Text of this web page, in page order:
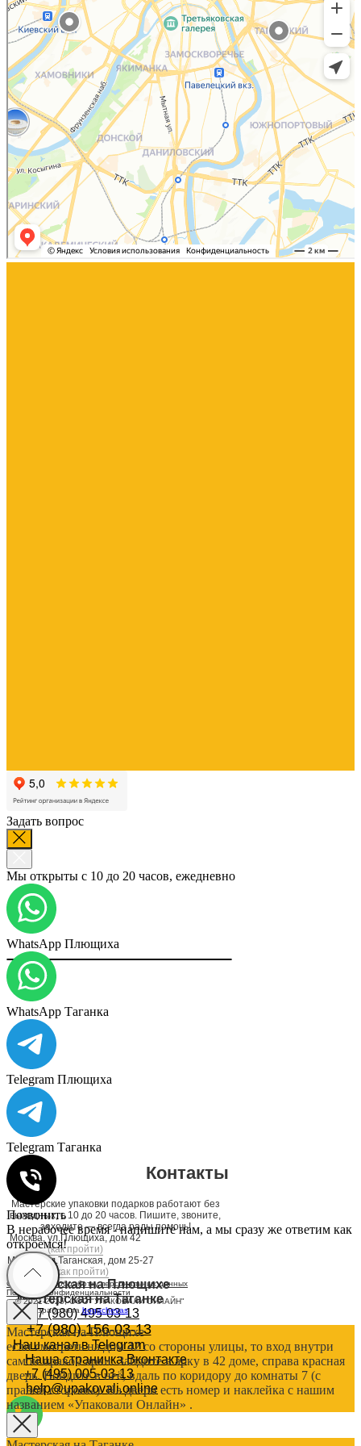
Контакты
Мастерские упаковки подарков работают без
выходных, с 10 до 20 часов. Пишите, звоните,
заходите — всегда рады помочь!
Москва, ул.Плющиха, дом 42
(как пройти)
Москва, ул.Таганская, дом 25-27
(как пройти)
Мастерская на Плющихе
Мастерская на Таганке
+7 (980) 495-03-13
+7 (980) 156-03-13
Наш канал в Telegram
Наша страничка Вконтакте
+7 (495) 005-03-13
help@upakovali.online
Согласие на обработку персональных данных
Политика конфиденциальности
© 2021-2025, ООО "УПАКОВАЛИ ОНЛАЙН"
Сайт разработала bogachevas
Задать вопрос
Мы открыты с 10 до 20 часов, ежедневно
WhatsApp Плющиха
WhatsApp Таганка
Telegram Плющиха
Telegram Таганка
Позвонить
В нерабочее время - напишите нам, а мы сразу же ответим как
откроемся!
Мастерская на Плющихе
если смотреть на дом 42 со стороны улицы, то вход внутри
самой правой арки. Зайдите в арку в 42 доме, справа красная
дверь. Войдите в неё, вдаль по коридору до комнаты 7 (с
правой стороны). На двери есть номер и наклейка с нашим
названием «Упаковали Онлайн» .